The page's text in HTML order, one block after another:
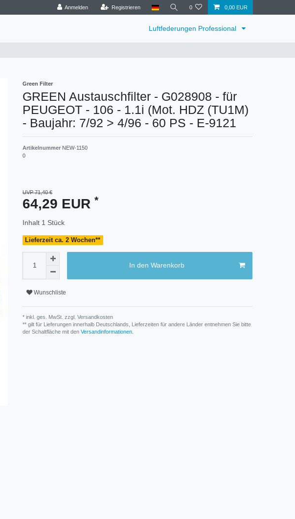
Anmelden Registrieren 0 0,00 EUR
Luftfederungen Professional
Green Filter
GREEN Austauschfilter - G028908 - für
PEUGEOT - 106 - 1.1i (Mot. HDZ (TU1M)
- Baujahr: 7/92 > 4/96 - 60 PS - E-9121
Artikelnummer NEW-1150
0
UVP 71,40 €
64,29 EUR *
Inhalt 1 Stück
Lieferzeit ca. 2 Wochen**
In den Warenkorb
Wunschliste
* inkl. ges. MwSt. zzgl. Versandkosten
** gilt für Lieferungen innerhalb Deutschlands, Lieferzeiten für andere Länder entnehmen Sie bitte
der Schaltfläche mit den Versandinformationen